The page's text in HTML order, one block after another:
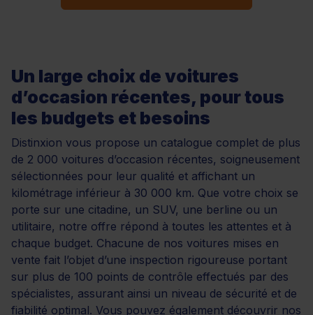
Un large choix de voitures
d’occasion récentes, pour tous
les budgets et besoins
Distinxion vous propose un catalogue complet de plus
de 2 000 voitures d’occasion récentes, soigneusement
sélectionnées pour leur qualité et affichant un
kilométrage inférieur à 30 000 km. Que votre choix se
porte sur une citadine, un SUV, une berline ou un
utilitaire, notre offre répond à toutes les attentes et à
chaque budget. Chacune de nos voitures mises en
vente fait l’objet d’une inspection rigoureuse portant
sur plus de 100 points de contrôle effectués par des
spécialistes, assurant ainsi un niveau de sécurité et de
fiabilité optimal. Vous pouvez également découvrir nos